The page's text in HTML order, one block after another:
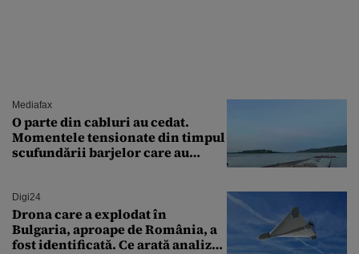
Mediafax
O parte din cabluri au cedat.
Momentele tensionate din timpul
scufundării barjelor care au
Digi24
Drona care a explodat în
Bulgaria, aproape de România, a
fost identificată. Ce arată analiza